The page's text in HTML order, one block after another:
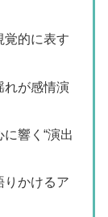
覚的に表す
れが感情演
響く“演出
りかけるア